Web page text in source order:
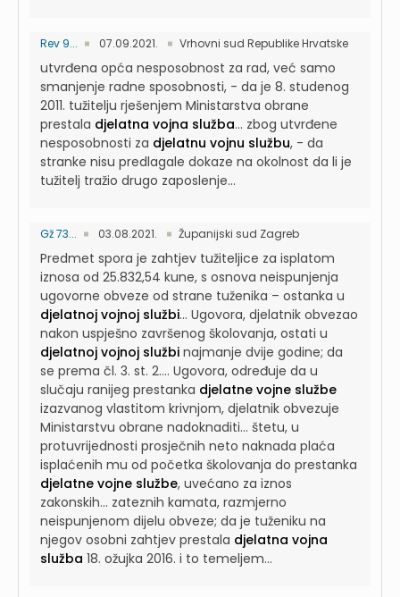
Rev 9... 07.09.2021. Vrhovni sud Republike Hrvatske
utvrđena opća nesposobnost za rad, već samo
smanjenje radne sposobnosti, - da je 8. studenog
2011. tužitelju rješenjem Ministarstva obrane
prestala djelatna vojna služba... zbog utvrđene
nesposobnosti za djelatnu vojnu službu, - da
stranke nisu predlagale dokaze na okolnost da li je
tužitelj tražio drugo zaposlenje...
Gž 73... 03.08.2021. Županijski sud Zagreb
Predmet spora je zahtjev tužiteljice za isplatom
iznosa od 25.832,54 kune, s osnova neispunjenja
ugovorne obveze od strane tuženika – ostanka u
djelatnoj vojnoj službi... Ugovora, djelatnik obvezao
nakon uspješno završenog školovanja, ostati u
djelatnoj vojnoj službi najmanje dvije godine; da
se prema čl. 3. st. 2.... Ugovora, određuje da u
slučaju ranijeg prestanka djelatne vojne službe
izazvanog vlastitom krivnjom, djelatnik obvezuje
Ministarstvu obrane nadoknaditi... štetu, u
protuvrijednosti prosječnih neto naknada plaća
isplaćenih mu od početka školovanja do prestanka
djelatne vojne službe, uvećano za iznos
zakonskih... zateznih kamata, razmjerno
neispunjenom dijelu obveze; da je tuženiku na
njegov osobni zahtjev prestala djelatna vojna
služba 18. ožujka 2016. i to temeljem...